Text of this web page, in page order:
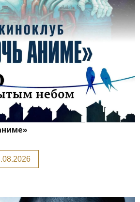
на 14.08.2026